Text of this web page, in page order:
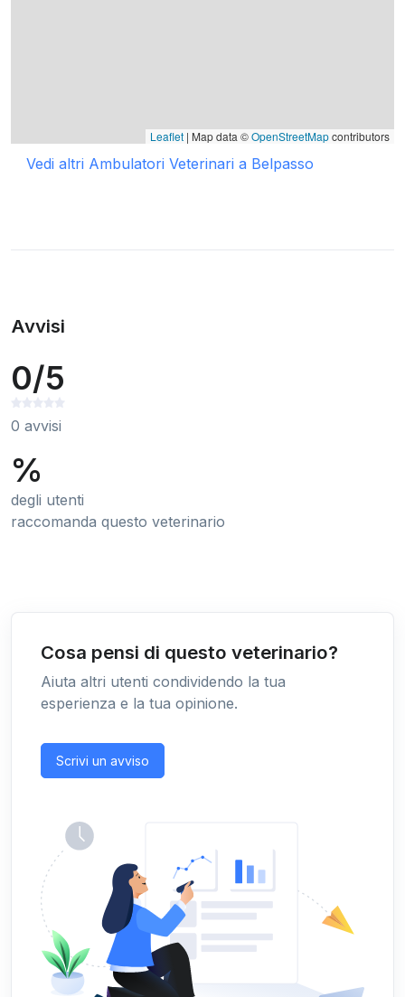
Leaflet | Map data ©OpenStreetMapcontributors
Vedi altri Ambulatori Veterinari a Belpasso
Avvisi
0/5
0 avvisi
%
degli utenti
raccomanda questo veterinario
Cosa pensi di questo veterinario?
Aiuta altri utenti condividendo la tua
esperienza e la tua opinione.
Scrivi un avviso